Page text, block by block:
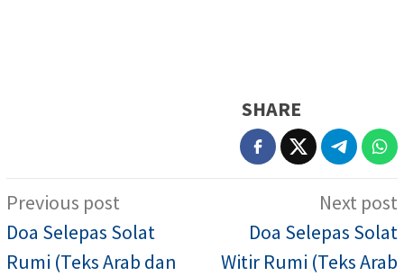
SHARE
Post
navigation
Previous post
Doa Selepas Solat
Rumi (Teks Arab dan
Next post
Doa Selepas Solat
Witir Rumi (Teks Arab